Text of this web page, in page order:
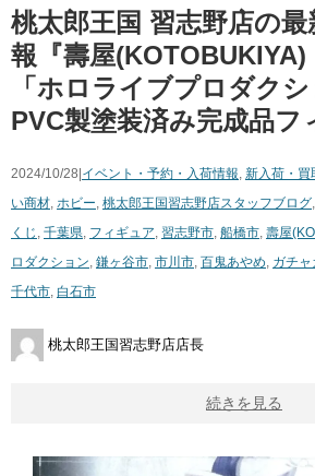
桃太郎王国 習志野店の
報『壽屋
「ホロライブプロダクシ
PVC製塗装済み完成品フ
2024/10/28| イベント・予約・入荷情報, 新入荷・買
い商材, ホビー, 桃太郎王国習志野店スタッフブログ,
くじ , 千葉県, フィギュア, 習志野市, 船橋市, 壽屋
ロダクション, 鎌ヶ谷市, 市川市, 百鬼あやめ, ガチャ
千代市, 白石市
桃太郎王国習志野店店長
続きを見る